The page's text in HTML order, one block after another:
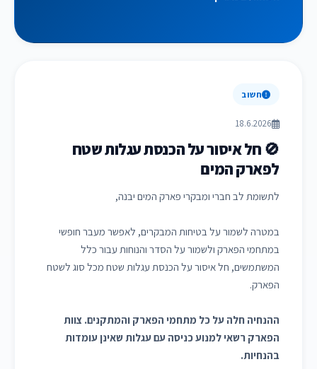
חשוב
18.6.2026
🚫 חל איסור על הכנסת עגלות שטח
לפארק המים
לתשומת לב חברי ומבקרי פארק המים יבנה,
במטרה לשמור על בטיחות המבקרים, לאפשר מעבר חופשי
במתחמי הפארק ולשמור על הסדר והנוחות עבור כלל
המשתמשים, חל איסור על הכנסת עגלות שטח מכל סוג לשטח
הפארק.
ההנחיה חלה על כל מתחמי הפארק והמתקנים. צוות
הפארק רשאי למנוע כניסה עם עגלות שאינן עומדות
בהנחיות.